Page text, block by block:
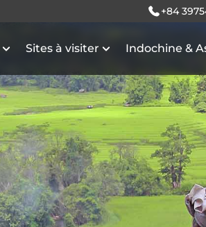
+84
Sites à visiter Indochine &